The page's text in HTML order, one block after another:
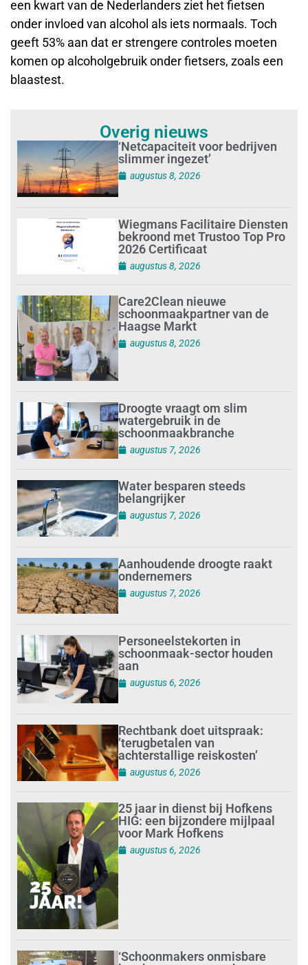
een kwart van de Nederlanders ziet het fietsen
onder invloed van alcohol als iets normaals. Toch
geeft 53% aan dat er strengere controles moeten
komen op alcoholgebruik onder fietsers, zoals een
blaastest.
Overig nieuws
‘Netcapaciteit voor bedrijven
slimmer ingezet’
augustus 8, 2026
Wiegmans Facilitaire Diensten
bekroond met Trustoo Top Pro
2026 Certificaat
augustus 8, 2026
Care2Clean nieuwe
schoonmaakpartner van de
Haagse Markt
augustus 8, 2026
Droogte vraagt om slim
watergebruik in de
schoonmaakbranche
augustus 7, 2026
Water besparen steeds
belangrijker
augustus 7, 2026
Aanhoudende droogte raakt
ondernemers
augustus 7, 2026
Personeelstekorten in
schoonmaak-sector houden
aan
augustus 6, 2026
Rechtbank doet uitspraak:
’terugbetalen van
achterstallige reiskosten’
augustus 6, 2026
25 jaar in dienst bij Hofkens
HIG: een bijzondere mijlpaal
voor Mark Hofkens
augustus 6, 2026
‘Schoonmakers onmisbare